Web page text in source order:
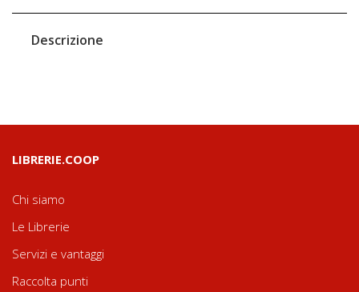
Descrizione
LIBRERIE.COOP
Chi siamo
Le Librerie
Servizi e vantaggi
Raccolta punti